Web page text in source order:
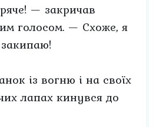
— закричав
голосом. — Схоже, я
із вогню і на своїх
лапах кинувся до